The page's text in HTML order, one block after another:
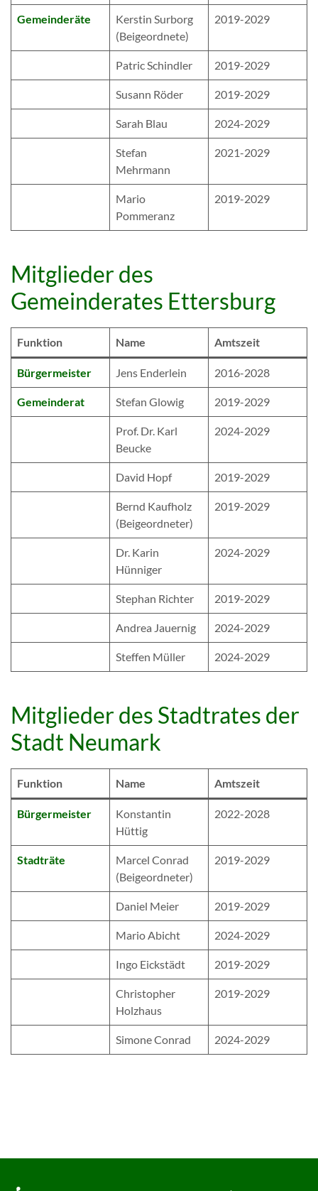
Gemeinderäte
Kerstin Surborg
(Beigeordnete)
2019-2029
Patric Schindler 2019-2029
Susann Röder 2019-2029
Sarah Blau 2024-2029
Stefan
Mehrmann
2021-2029
Mario
Pommeranz
2019-2029
Mitglieder des
Gemeinderates Ettersburg
Funktion Name Amtszeit
Bürgermeister Jens Enderlein 2016-2028
Gemeinderat Stefan Glowig 2019-2029
Prof. Dr. Karl
Beucke
2024-2029
David Hopf 2019-2029
Bernd Kaufholz
(Beigeordneter)
2019-2029
Dr. Karin
Hünniger
2024-2029
Stephan Richter 2019-2029
Andrea Jauernig 2024-2029
Steffen Müller 2024-2029
Mitglieder des Stadtrates der
Stadt Neumark
Funktion Name Amtszeit
Bürgermeister
Konstantin
Hüttig
2022-2028
Stadträte
Marcel Conrad
(Beigeordneter)
2019-2029
Daniel Meier 2019-2029
Mario Abicht 2024-2029
Ingo Eickstädt 2019-2029
Christopher
Holzhaus
2019-2029
Simone Conrad 2024-2029